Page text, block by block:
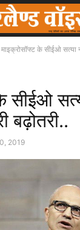
माइक्रोसॉफ्ट के सीईओ सत्या
सीईओ
बढ़ोतरी..
2019